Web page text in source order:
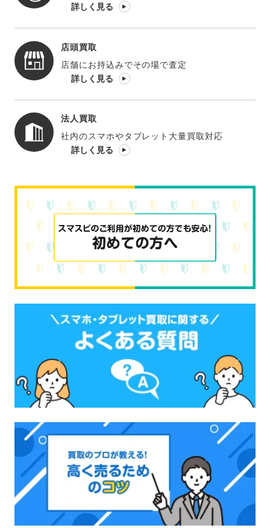
詳しく見る
店頭買取
店舗にお持込みでその場で査定
詳しく見る
法人買取
社内のスマホやタブレット大量買取対応
詳しく見る